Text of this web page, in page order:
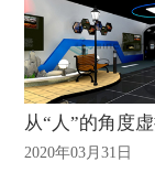
2020年03月31日